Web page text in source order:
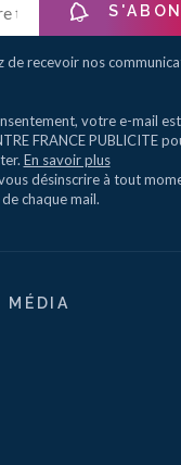
de recevoir nos
votre e-mail
FRANCE PUBLICITE
En savoir plus
désinscrire à tout
chaque mail.
MÉDIA